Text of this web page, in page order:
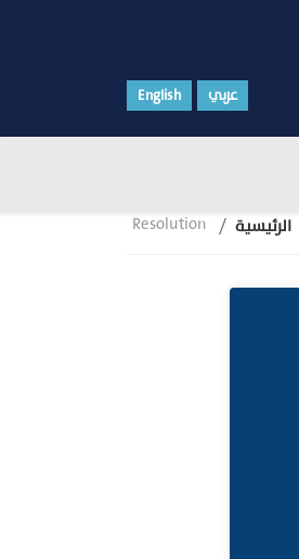
English عربي
Resolution الرئيسية